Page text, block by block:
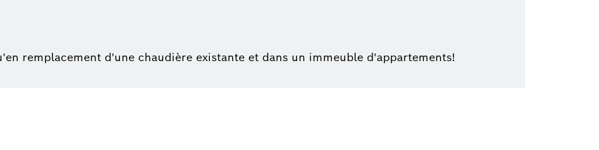
remplacement d'une chaudière existante et dans un immeuble d'appartements!